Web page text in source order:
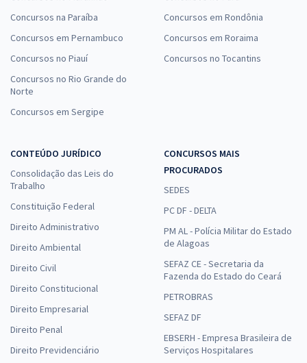
Concursos na Paraíba
Concursos em Pernambuco
Concursos no Piauí
Concursos no Rio Grande do
Norte
Concursos em Sergipe
Concursos em Rondônia
Concursos em Roraima
Concursos no Tocantins
CONTEÚDO JURÍDICO
Consolidação das Leis do
Trabalho
Constituição Federal
Direito Administrativo
Direito Ambiental
Direito Civil
Direito Constitucional
Direito Empresarial
Direito Penal
Direito Previdenciário
CONCURSOS MAIS
PROCURADOS
SEDES
PC DF - DELTA
PM AL - Polícia Militar do Estado
de Alagoas
SEFAZ CE - Secretaria da
Fazenda do Estado do Ceará
PETROBRAS
SEFAZ DF
EBSERH - Empresa Brasileira de
Serviços Hospitalares